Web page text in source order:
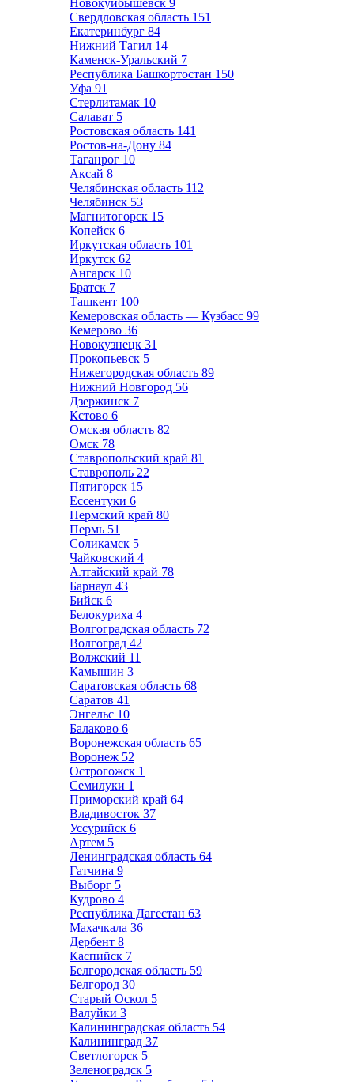
Новокуйбышевск 9
Свердловская область 151
Екатеринбург 84
Нижний Тагил 14
Каменск-Уральский 7
Республика Башкортостан 150
Уфа 91
Стерлитамак 10
Салават 5
Ростовская область 141
Ростов-на-Дону 84
Таганрог 10
Аксай 8
Челябинская область 112
Челябинск 53
Магнитогорск 15
Копейск 6
Иркутская область 101
Иркутск 62
Ангарск 10
Братск 7
Ташкент 100
Кемеровская область — Кузбасс 99
Кемерово 36
Новокузнецк 31
Прокопьевск 5
Нижегородская область 89
Нижний Новгород 56
Дзержинск 7
Кстово 6
Омская область 82
Омск 78
Ставропольский край 81
Ставрополь 22
Пятигорск 15
Ессентуки 6
Пермский край 80
Пермь 51
Соликамск 5
Чайковский 4
Алтайский край 78
Барнаул 43
Бийск 6
Белокуриха 4
Волгоградская область 72
Волгоград 42
Волжский 11
Камышин 3
Саратовская область 68
Саратов 41
Энгельс 10
Балаково 6
Воронежская область 65
Воронеж 52
Острогожск 1
Семилуки 1
Приморский край 64
Владивосток 37
Уссурийск 6
Артем 5
Ленинградская область 64
Гатчина 9
Выборг 5
Кудрово 4
Республика Дагестан 63
Махачкала 36
Дербент 8
Каспийск 7
Белгородская область 59
Белгород 30
Старый Оскол 5
Валуйки 3
Калининградская область 54
Калининград 37
Светлогорск 5
Зеленоградск 5